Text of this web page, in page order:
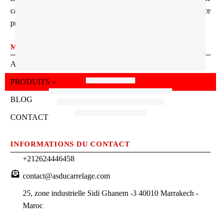
carrelage et sanitaire, avec des produits de qualité et un service
professionnel.
MENU
ACCUEIL
PRODUITS
BLOG
CONTACT
INFORMATIONS DU CONTACT
+212624446458
contact@asducarrelage.com
25, zone industrielle Sidi Ghanem -3 40010 Marrakech -
Maroc